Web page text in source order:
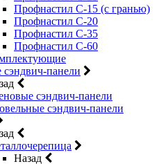
Профнастил С-15 (с гранью)
Профнастил С-20
Профнастил С-35
Профнастил С-60
панели
сэндвич-панели
сэндвич-панели
Назад